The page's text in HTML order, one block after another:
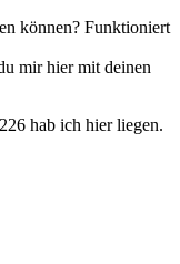
können? Funktioniert
mir hier mit deinen
hab ich hier liegen.